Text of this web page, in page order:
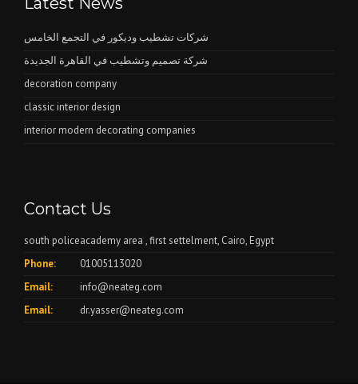
شركات تشطيب وديكور في التجمع الخامس
شركة تصميم وتشطيب في القاهرة الجديدة
decoration company
classic interior design
interior modern decorating companies
Contact Us
south policeacademy area , first settelment, Cairo, Egypt
Phone:
01005113020
Email:
info@neateg.com
Email:
dr.yasser@neateg.com